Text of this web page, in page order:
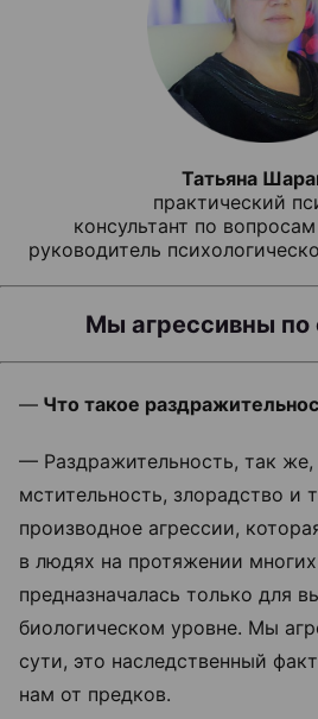
Татьяна
практический
консультант по
руководитель
Мы агрессивны по
— Что такое
— Раздражительность, так же,
мстительность, злорадство и
производное агрессии,
в людях на протяжении
предназначалась только для
биологическом уровне. Мы
сути, это наследственный
нам от предков.